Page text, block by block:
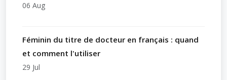
06 Aug
Féminin du titre de docteur en français : quand
et comment l'utiliser
29 Jul